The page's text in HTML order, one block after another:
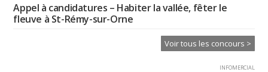
Appel à candidatures – Habiter la vallée, fêter le
fleuve à St-Rémy-sur-Orne
Voir tous les concours >
INFOMERCIAL